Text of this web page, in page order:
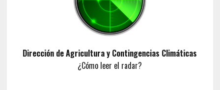
Dirección de Agricultura y Contingencias Climáticas
¿Cómo leer el radar?